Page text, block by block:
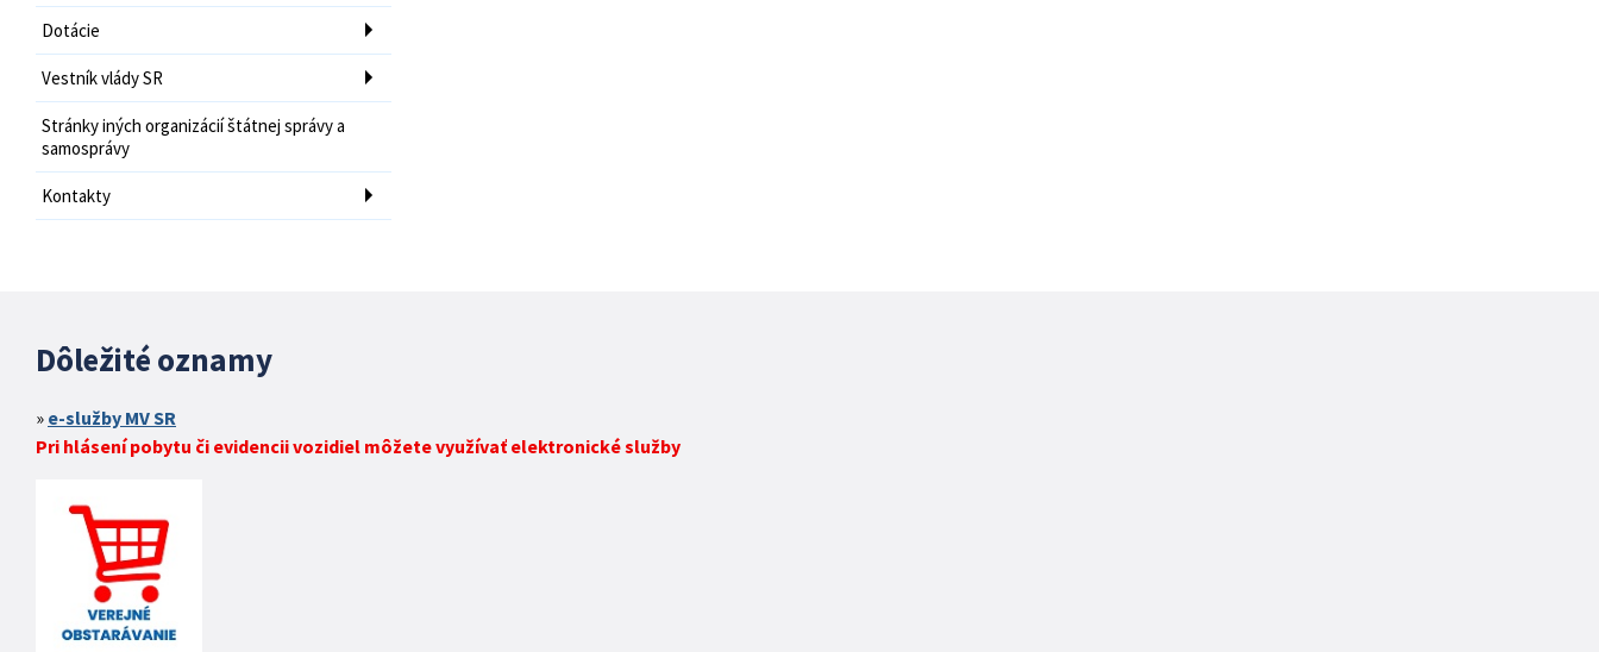
Dotácie
Vestník vlády SR
Stránky iných organizácií štátnej správy a
samosprávy
Kontakty
Dôležité oznamy
e-služby MV SR
Pri hlásení pobytu či evidencii vozidiel môžete využívať elektronické služby